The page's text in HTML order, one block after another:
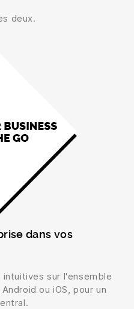
deux.
dans vos
sur l'ensemble
ou iOS, pour un